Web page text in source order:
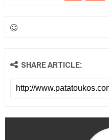
SHARE ARTICLE: